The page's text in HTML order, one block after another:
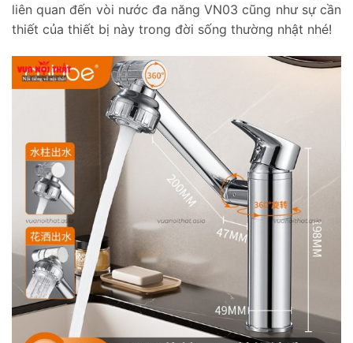
liên quan đến vòi nước đa năng VN03 cũng như sự cần
thiết của thiết bị này trong đời sống thường nhật nhé!